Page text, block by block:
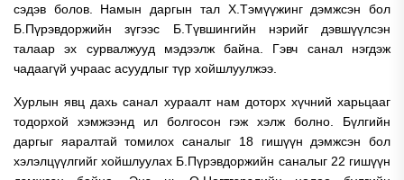
сэдэв болов. Намын даргын тал Х.Тэмүүжинг дэмжсэн бол
Б.Пүрэвдоржийн зүгээс Б.Түвшингийн нэрийг дэвшүүлсэн
талаар эх сурвалжууд мэдээлж байна. Гэвч санал нэгдэж
чадаагүй учраас асуудлыг түр хойшлуулжээ.
Хурлын явц дахь санал хураалт нам доторх хүчний харьцааг
тодорхой хэмжээнд ил болгосон гэж хэлж болно. Бүлгийн
даргыг яаралтай томилох саналыг 18 гишүүн дэмжсэн бол
хэлэлцүүлгийг хойшлуулах Б.Пүрэвдоржийн саналыг 22 гишүүн